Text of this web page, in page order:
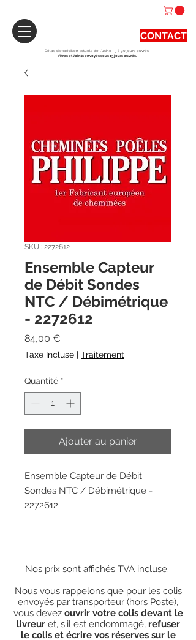
CONTACT
Délais d'expédition actuels de l'usine : 3 à 90 jours ouvrés.
Vitres et Joints envoyés sous 15 jours ouvrés.
SKU : 2272612
Ensemble Capteur
de Débit Sondes
NTC / Débimétrique
- 2272612
84,00 €
Taxe Incluse | Traitement
Quantité *
Ajouter au panier
Ensemble Capteur de Débit
Sondes NTC / Débimétrique -
2272612
Nos prix sont affichés TVA incluse.
Nous vous rappelons que pour les colis
envoyés par transporteur (hors Poste),
vous devez ouvrir votre colis devant le
livreuret, s'il est endommagé, refuser
le colis et écrire vos réserves sur le